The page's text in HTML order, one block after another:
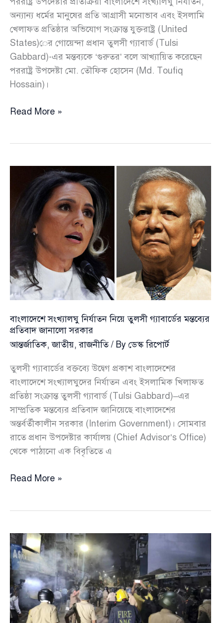
অন্যান্য ধর্মের মানুষের প্রতি আগ্রাসী মনোভাব এবং ইসলামি
খেলাফত প্রতিষ্ঠার অভিযোগ সংক্রান্ত যুক্তরাষ্ট্র (United
States)ের গোয়েন্দা প্রধান তুলসী গ্যাবার্ড (Tulsi
Gabbard)-এর মন্তব্যকে ‘গুরুতর’ বলে আখ্যায়িত করেছেন
পররাষ্ট্র উপদেষ্টা মো. তৌফিক হোসেন (Md. Toufiq
Hossain)।
যুক্তরাষ্ট্রের
‘গুরুতর’
বললেন
পররাষ্ট্র
উপদেষ্টা
Read More »
বাংলাদেশে সংখ্যালঘু নির্যাতন নিয়ে তুলসী গ্যাবার্ডের মন্তব্যের
প্রতিবাদ জানালো সরকার
আন্তর্জাতিক,জাতীয়,রাজনীতি/ By ডেস্ক রিপোর্ট
তুলসী গ্যাবার্ডের বক্তব্যে উদ্বেগ প্রকাশ বাংলাদেশের
বাংলাদেশে সংখ্যালঘুদের নির্যাতন এবং ইসলামিক খিলাফত
প্রতিষ্ঠা সংক্রান্ত তুলসী গ্যাবার্ড (Tulsi Gabbard)–এর
সাম্প্রতিক মন্তব্যের প্রতিবাদ জানিয়েছে বাংলাদেশের
অন্তর্বর্তীকালীন সরকার (Interim Government)। সোমবার
রাতে প্রধান উপদেষ্টার কার্যালয় (Chief Advisor’s Office)
থেকে পাঠানো এক বিবৃতিতে এ
বাংলাদেশে
তুলসী
গ্যাবার্ডের
মন্তব্যের
প্রতিবাদ
জানালো
সরকার
Read More »